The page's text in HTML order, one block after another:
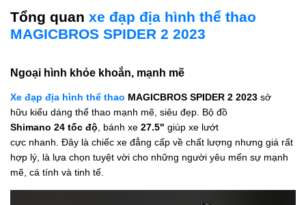
Tổng quan xe đạp địa hình thể thao
MAGICBROS SPIDER 2 2023
Ngoại hình khỏe khoắn, mạnh mẽ
Xe đạp địa hình thể thao MAGICBROS SPIDER 2 2023 sở
hữu kiểu dáng thể thao mạnh mẽ, siêu đẹp. Bộ đồ
Shimano 24 tốc độ , bánh xe 27.5" giúp xe lướt
cực nhanh. Đây là chiếc xe đẳng cấp về chất lượng nhưng giá rất
hợp lý, là lựa chọn tuyệt vời cho những người yêu mến sự mạnh
mẽ, cá tính và tinh tế.